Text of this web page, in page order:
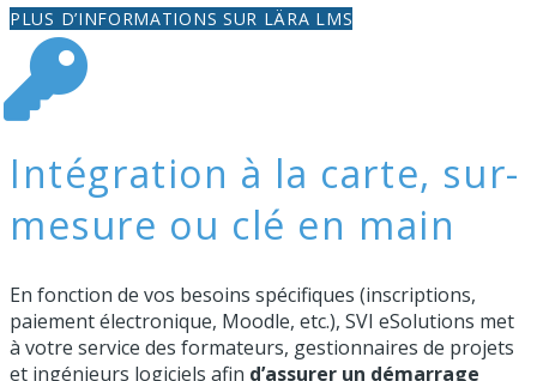
PLUS D’INFORMATIONS SUR LÄRA LMS
Intégration à la carte, sur-
mesure ou clé en main
En fonction de vos besoins spécifiques (inscriptions,
paiement électronique, Moodle, etc.), SVI eSolutions met
à votre service des formateurs, gestionnaires de projets
et ingénieurs logiciels afin d’assurer un démarrage